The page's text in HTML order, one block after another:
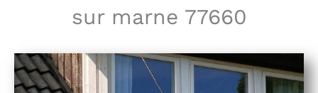
sur marne 77660